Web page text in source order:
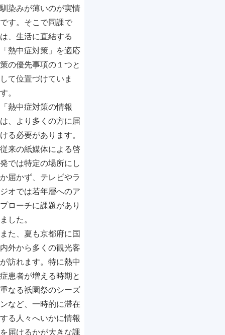
馴染みが薄いのが実情
です。そこで同課で
は、生活に直結する
「熱中症対策」を適応
策の優先事項の１つと
して位置づけていま
す。
「熱中症対策の情報
は、より多くの方に届
ける必要があります。
従来の紙媒体による啓
発では特定の場所にし
か届かず、テレビやラ
ジオでは若年層へのア
プローチに課題があり
ました。
また、夏も京都府に国
内外から多くの観光客
が訪れます。特に熱中
症患者が増える時期と
重なる祇園祭のシーズ
ンなど、一時的に滞在
する人々へいかに情報
を届けるかが大きな課